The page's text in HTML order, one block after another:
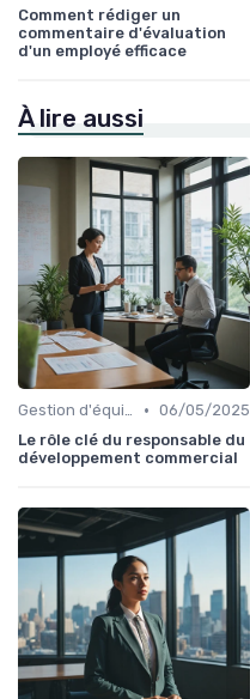
Comment rédiger un
commentaire d'évaluation
d'un employé efficace
À lire aussi
Gestion d'équipe • 06/05/2025
Le rôle clé du responsable du
développement commercial